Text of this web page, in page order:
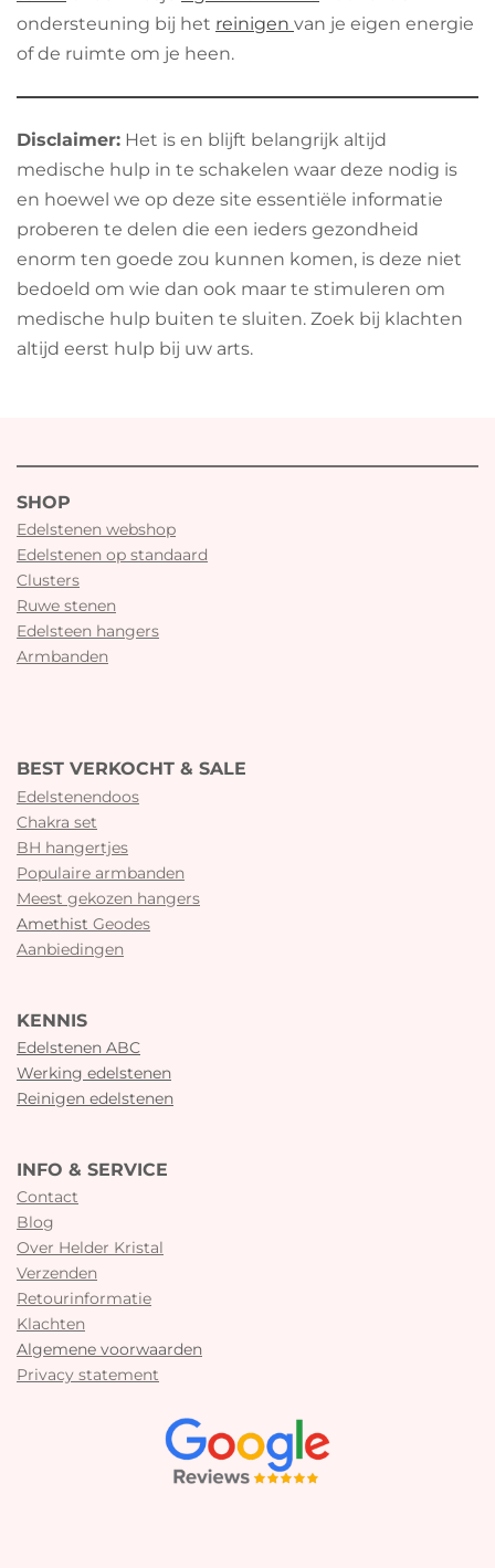
ondersteuning bij het reinigen van je eigen energie
of de ruimte om je heen.
Disclaimer: Het is en blijft belangrijk altijd
medische hulp in te schakelen waar deze nodig is
en hoewel we op deze site essentiële informatie
proberen te delen die een ieders gezondheid
enorm ten goede zou kunnen komen, is deze niet
bedoeld om wie dan ook maar te stimuleren om
medische hulp buiten te sluiten. Zoek bij klachten
altijd eerst hulp bij uw arts.
SHOP
Edelstenen webshop
Edelstenen op standaard
Clusters
Ruwe stenen
Edelsteen hangers
Armbanden
BEST VERKOCHT & SALE
Edelstenendoos
Chakra set
BH hangertjes
Populaire armbanden
Meest gekozen hangers
Amethist Geodes
Aanbiedingen
KENNIS
Edelstenen ABC
Werking edelstenen
Reinigen edelstenen
INFO & SERVICE
Contact
Blog
Over Helder Kristal
Verzenden
Retourinformatie
Klachten
Algemene voorwaarden
Privacy statement